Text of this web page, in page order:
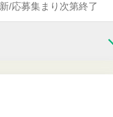
/応募集まり次第終了